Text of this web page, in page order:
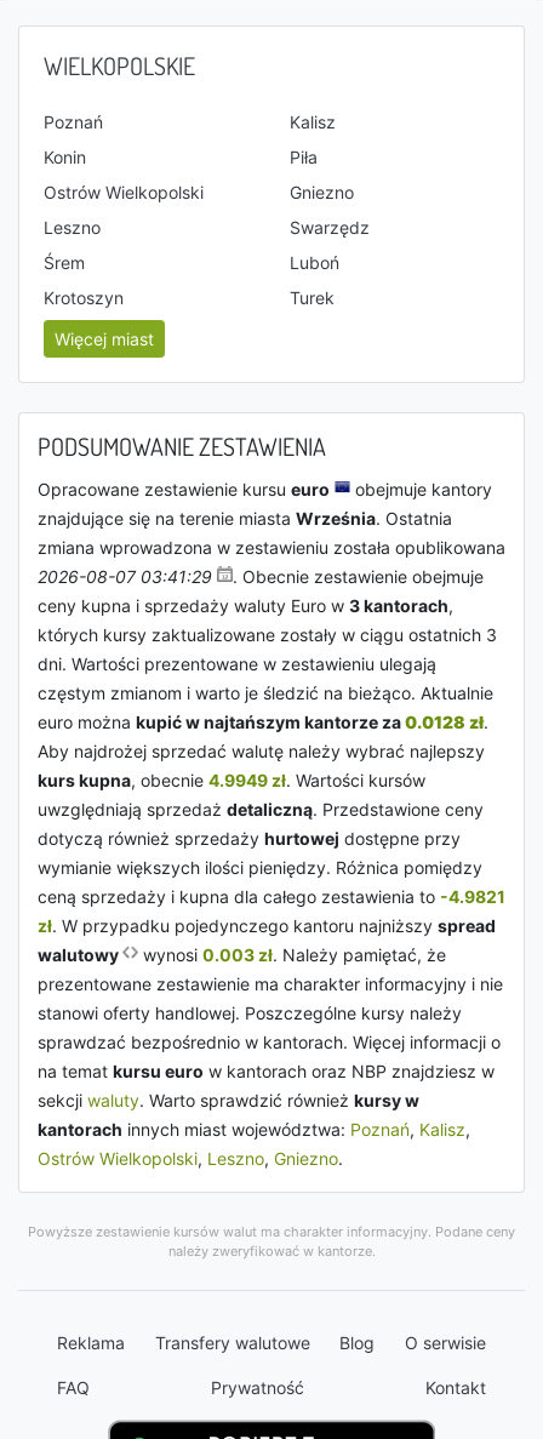
WIELKOPOLSKIE
Poznań
Kalisz
Konin
Piła
Ostrów Wielkopolski
Gniezno
Leszno
Swarzędz
Śrem
Luboń
Krotoszyn
Turek
Więcej miast
PODSUMOWANIE ZESTAWIENIA
Opracowane zestawienie kursu euro
obejmuje kantory
znajdujące się na terenie miasta Września. Ostatnia
zmiana wprowadzona w zestawieniu została opublikowana
2026-08-07 03:41:29
. Obecnie zestawienie obejmuje
ceny kupna i sprzedaży waluty Euro w 3 kantorach,
których kursy zaktualizowane zostały w ciągu ostatnich 3
dni. Wartości prezentowane w zestawieniu ulegają
częstym zmianom i warto je śledzić na bieżąco. Aktualnie
euro można kupić w najtańszym kantorze za0.0128 zł.
Aby najdrożej sprzedać walutę należy wybrać najlepszy
kurs kupna, obecnie 4.9949 zł. Wartości kursów
uwzględniają sprzedaż detaliczną. Przedstawione ceny
dotyczą również sprzedaży hurtowej dostępne przy
wymianie większych ilości pieniędzy. Różnica pomiędzy
ceną sprzedaży i kupna dla całego zestawienia to -4.9821
zł. W przypadku pojedynczego kantoru najniższy spread
walutowy
wynosi 0.003 zł. Należy pamiętać, że
prezentowane zestawienie ma charakter informacyjny i nie
stanowi oferty handlowej. Poszczególne kursy należy
sprawdzać bezpośrednio w kantorach. Więcej informacji o
na temat kursu euro w kantorach oraz NBP znajdziesz w
sekcji waluty. Warto sprawdzić również kursy w
kantorach innych miast województwa: Poznań, Kalisz,
Ostrów Wielkopolski, Leszno, Gniezno.
Powyższe zestawienie kursów walut ma charakter informacyjny. Podane ceny
należy zweryfikować w kantorze.
Reklama Transfery walutowe Blog O serwisie
FAQ Prywatność Kontakt